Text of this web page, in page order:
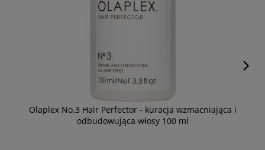
Olaplex No.3 Hair Perfector - kuracja wzmacniająca i
odbudowująca włosy 100 ml